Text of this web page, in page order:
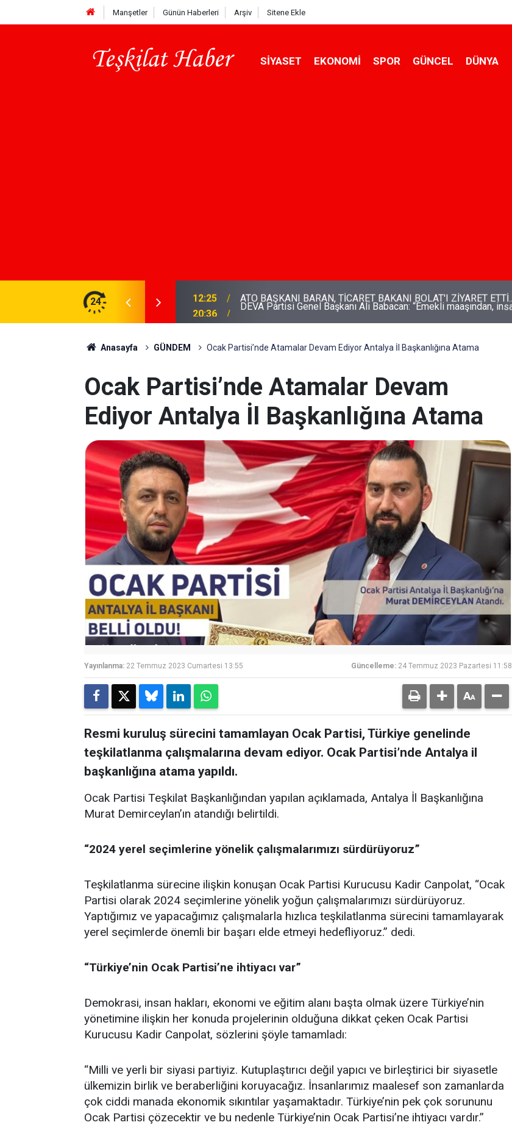
Manşetler Günün Haberleri Arşiv Sitene Ekle
SİYASET EKONOMİ SPOR GÜNCEL DÜNYA
24
BOLAT'I ZİYARET ETTİ... 20:36
DEVA Partisi Genel Başkanı Ali Babacan: “Emekli maaşından, insanca yaşam
hakkından tasarruf olmaz"
Anasayfa GÜNDEM Ocak Partisi’nde Atamalar Devam Ediyor Antalya İl Başkanlığına Atama
Ocak Partisi’nde Atamalar Devam
Ediyor Antalya İl Başkanlığına Atama
Yayınlanma: 22 Temmuz 2023 Cumartesi 13:55 Güncelleme: 24 Temmuz 2023 Pazartesi 11:58
Resmi kuruluş sürecini tamamlayan Ocak Partisi, Türkiye genelinde
teşkilatlanma çalışmalarına devam ediyor. Ocak Partisi’nde Antalya il
başkanlığına atama yapıldı.
Ocak Partisi Teşkilat Başkanlığından yapılan açıklamada, Antalya İl Başkanlığına
Murat Demirceylan’ın atandığı belirtildi.
“2024 yerel seçimlerine yönelik çalışmalarımızı sürdürüyoruz”
Teşkilatlanma sürecine ilişkin konuşan Ocak Partisi Kurucusu Kadir Canpolat, “Ocak
Partisi olarak 2024 seçimlerine yönelik yoğun çalışmalarımızı sürdürüyoruz.
Yaptığımız ve yapacağımız çalışmalarla hızlıca teşkilatlanma sürecini tamamlayarak
yerel seçimlerde önemli bir başarı elde etmeyi hedefliyoruz.” dedi.
“Türkiye’nin Ocak Partisi’ne ihtiyacı var”
Demokrasi, insan hakları, ekonomi ve eğitim alanı başta olmak üzere Türkiye’nin
yönetimine ilişkin her konuda projelerinin olduğuna dikkat çeken Ocak Partisi
Kurucusu Kadir Canpolat, sözlerini şöyle tamamladı:
“Milli ve yerli bir siyasi partiyiz. Kutuplaştırıcı değil yapıcı ve birleştirici bir siyasetle
ülkemizin birlik ve beraberliğini koruyacağız. İnsanlarımız maalesef son zamanlarda
çok ciddi manada ekonomik sıkıntılar yaşamaktadır. Türkiye’nin pek çok sorununu
Ocak Partisi çözecektir ve bu nedenle Türkiye’nin Ocak Partisi’ne ihtiyacı vardır.”